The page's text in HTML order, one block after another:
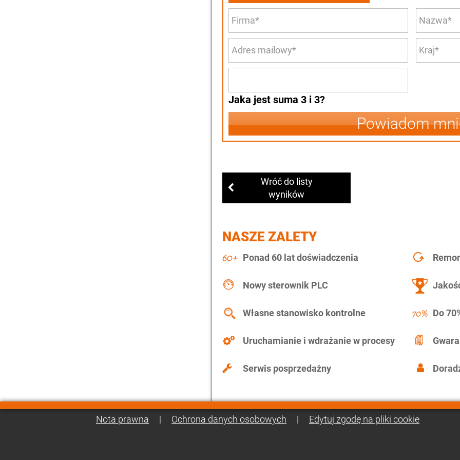
Jaka jest suma 3 i 3?
Powiadom
Wróć do listy
wyników
NASZE ZALETY
Ponad 60 lat doświadczenia
Nowy sterownik PLC
Własne stanowisko kontrolne Do
Uruchamianie i wdrażanie w procesy
Serwis posprzedażny
Nota prawna | Ochrona danych osobowych | Edytuj zgodę na pliki cookie